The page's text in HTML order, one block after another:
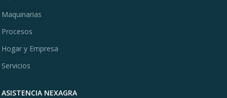
Maquinarias
Procesos
Hogar y Empresa
Servicios
ASISTENCIA NEXAGRA